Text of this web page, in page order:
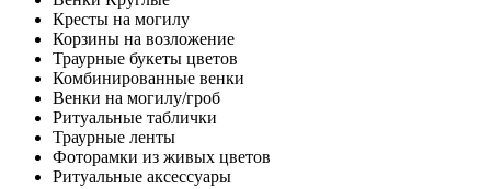
Кресты на могилу
Корзины на возложение
Траурные букеты цветов
Комбинированные венки
Венки на могилу/гроб
Ритуальные таблички
Траурные ленты
Фоторамки из живых цветов
Ритуальные аксессуары